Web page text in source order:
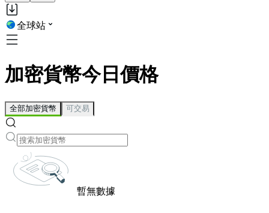
全球站
加密貨幣今日價格
全部加密貨幣 可交易
暫無數據